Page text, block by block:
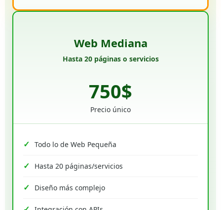
Web Mediana
Hasta 20 páginas o servicios
750$
Precio único
Todo lo de Web Pequeña
Hasta 20 páginas/servicios
Diseño más complejo